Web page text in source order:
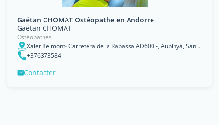
Gaëtan CHOMAT Ostéopathe en Andorre
Gaëtan CHOMAT
Ostéopathes
Xalet Belmont- Carretera de la Rabassa AD600 -, Aubinyà, Sant Julià de Loria
+376373584
Contacter